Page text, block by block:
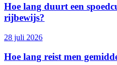
Hoe lang duurt een
rijbewijs?
28 juli 2026
Hoe lang reist men